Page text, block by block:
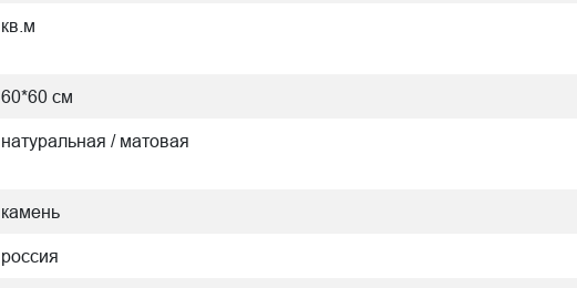
кв.м
60*60 см
натуральная / матовая
камень
россия